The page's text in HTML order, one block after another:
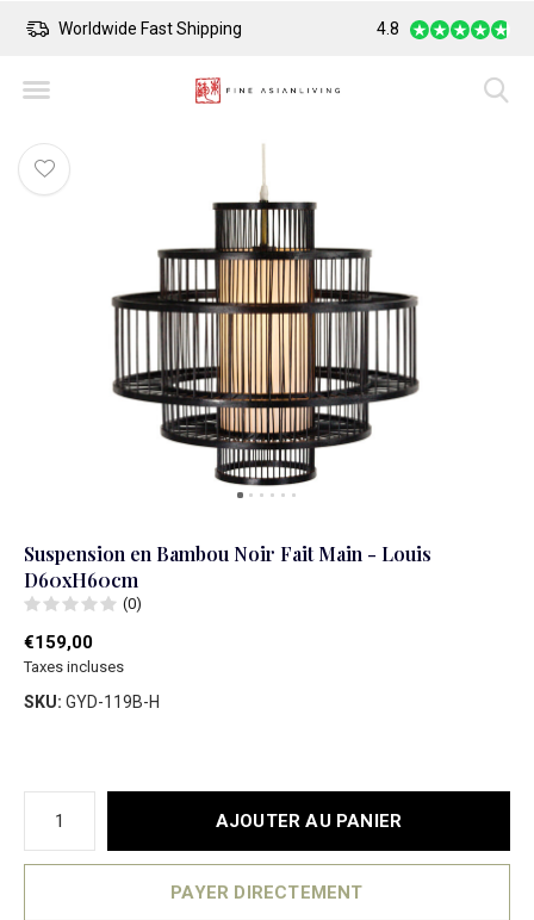
Safe Payment Largest
4.8
Suspension en Bambou Noir Fait Main - Louis
D60xH60cm
(0)
€159,00
Taxes incluses
SKU: GYD-119B-H
AJOUTER AU PANIER
PAYER DIRECTEMENT